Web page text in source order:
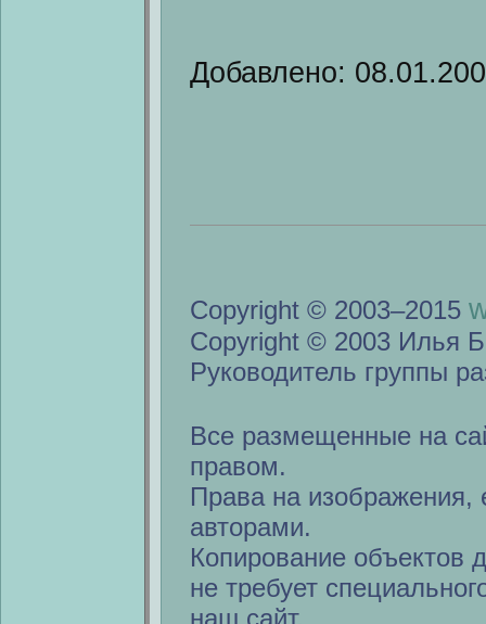
Добавлено:
Copyright © 2003–2015
Copyright © 2003 Илья
Руководитель группы
Все размещенные на
правом.
Права на изображения,
авторами.
Копирование объектов
не требует
наш сайт.